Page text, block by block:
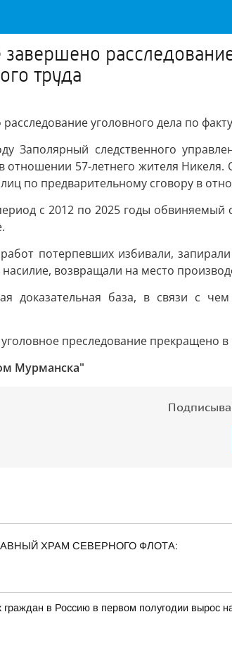
труда
уголовного дела по
Заполярный следственного
отношении 57-летнего жителя
по предварительному сговору в
с 2012 по 2025 годы
потерпевших избивали,
возвращали на место
доказательная база, в связи с
преследование прекращено в
Мурманска"
ХРАМ СЕВЕРНОГО ФЛОТА:
граждан в Россию в первом полугодии вырос